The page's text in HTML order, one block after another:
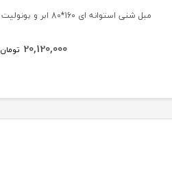
مبل شنی استوانه ای 160*80 ابر و یونولیت
20,120,000 تومان